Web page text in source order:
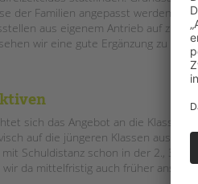
der Familien angepasst werden.
aus eigenem Antrieb auf zu
wir eine gute Ergänzung zu den
sich das Angebot an die
auf die jüngeren Klassen
Schuldistanz schon in der 2., 3.
wir da mittelfristig auch früher